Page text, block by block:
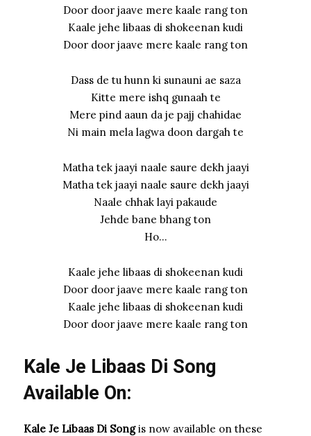
Door door jaave mere kaale rang ton
Kaale jehe libaas di shokeenan kudi
Door door jaave mere kaale rang ton
Dass de tu hunn ki sunauni ae saza
Kitte mere ishq gunaah te
Mere pind aaun da je pajj chahidae
Ni main mela lagwa doon dargah te
Matha tek jaayi naale saure dekh jaayi
Matha tek jaayi naale saure dekh jaayi
Naale chhak layi pakaude
Jehde bane bhang ton
Ho…
Kaale jehe libaas di shokeenan kudi
Door door jaave mere kaale rang ton
Kaale jehe libaas di shokeenan kudi
Door door jaave mere kaale rang ton
Kale Je Libaas Di Song
Available On:
Kale Je Libaas Di Songis now available on these